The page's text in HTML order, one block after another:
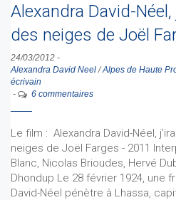
Alexandra David-
des neiges de Joël
24/03/2012 -
Alexandra David Neel/Alpes de Haute
écrivain
-
6 commentaires
Le film : Alexandra David-Néel,
neiges de Joël Farges - 2011
Blanc, Nicolas Brioudes, Hervé
Dhondup Le 28 février 1924, une
David-Néel pénètre à Lhassa,